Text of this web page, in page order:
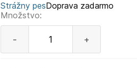
Strážny pes
Množstvo:
- +
Doprava zadarmo